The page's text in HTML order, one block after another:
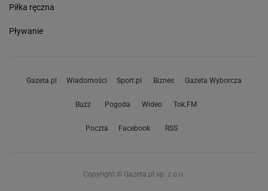
Piłka ręczna
Pływanie
Gazeta.pl Wiadomości Sport.pl Biznes Gazeta Wyborcza
Buzz Pogoda Wideo Tok.FM
Poczta Facebook RSS
Copyright © Gazeta.pl sp. z o.o.